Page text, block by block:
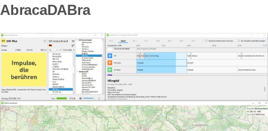
AbracaDABra